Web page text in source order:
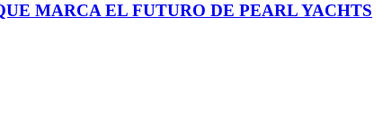
MARCA EL FUTURO DE PEARL YACHTS